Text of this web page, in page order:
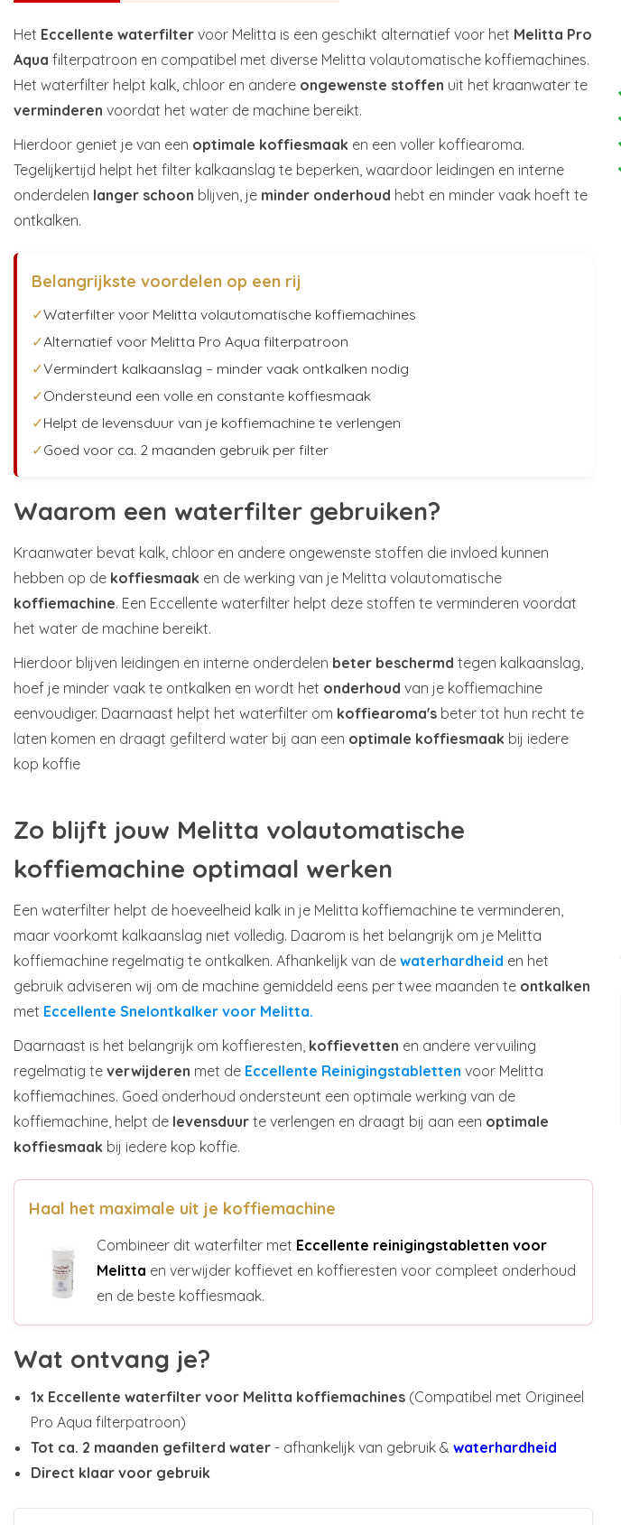
Het Eccellente waterfilter voor Melitta is een geschikt alternatief voor het Melitta Pro
Aqua filterpatroon en compatibel met diverse Melitta volautomatische koffiemachines.
Het waterfilter helpt kalk, chloor en andere ongewenste stoffen uit het kraanwater te
verminderen voordat het water de machine bereikt.
Hierdoor geniet je van een optimale koffiesmaak en een voller koffiearoma.
Tegelijkertijd helpt het filter kalkaanslag te beperken, waardoor leidingen en interne
onderdelen langer schoon blijven, je minder onderhoud hebt en minder vaak hoeft te
ontkalken.
Belangrijkste voordelen op een rij
✓Waterfilter voor Melitta volautomatische koffiemachines
✓Alternatief voor Melitta Pro Aqua filterpatroon
✓Vermindert kalkaanslag – minder vaak ontkalken nodig
✓Ondersteund een volle en constante koffiesmaak
✓Helpt de levensduur van je koffiemachine te verlengen
✓Goed voor ca. 2 maanden gebruik per filter
Waarom een waterfilter gebruiken?
Kraanwater bevat kalk, chloor en andere ongewenste stoffen die invloed kunnen
hebben op de koffiesmaak en de werking van je Melitta volautomatische
koffiemachine. Een Eccellente waterfilter helpt deze stoffen te verminderen voordat
het water de machine bereikt.
Hierdoor blijven leidingen en interne onderdelen beter beschermd tegen kalkaanslag,
hoef je minder vaak te ontkalken en wordt het onderhoud van je koffiemachine
eenvoudiger. Daarnaast helpt het waterfilter om koffiearoma's beter tot hun recht te
laten komen en draagt gefilterd water bij aan een optimale koffiesmaak bij iedere
kop koffie
Zo blijft jouw Melitta volautomatische
koffiemachine optimaal werken
Een waterfilter helpt de hoeveelheid kalk in je Melitta koffiemachine te verminderen,
maar voorkomt kalkaanslag niet volledig. Daarom is het belangrijk om je Melitta
koffiemachine regelmatig te ontkalken. Afhankelijk van de waterhardheid en het
gebruik adviseren wij om de machine gemiddeld eens per twee maanden te ontkalken
met Eccellente Snelontkalker voor Melitta.
Daarnaast is het belangrijk om koffieresten, koffievetten en andere vervuiling
regelmatig te verwijderen met de Eccellente Reinigingstabletten voor Melitta
koffiemachines. Goed onderhoud ondersteunt een optimale werking van de
koffiemachine, helpt de levensduur te verlengen en draagt bij aan een optimale
koffiesmaak bij iedere kop koffie.
Haal het maximale uit je koffiemachine
Combineer dit waterfilter met Eccellente reinigingstabletten voor
Melitta en verwijder koffievet en koffieresten voor compleet onderhoud
en de beste koffiesmaak.
Wat ontvang je?
1x Eccellente waterfilter voor Melitta koffiemachines (Compatibel met Origineel
Pro Aqua filterpatroon)
Tot ca. 2 maanden gefilterd water - afhankelijk van gebruik &waterhardheid
Direct klaar voor gebruik